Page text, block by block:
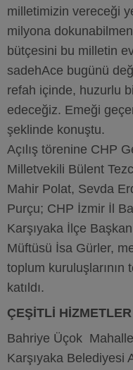
milletimizin vereceği
milyona
bütçesini bu milletin
sadehAce bugünü
refah içinde, huzurlu
edeceğiz. Emeği
şeklinde konuştu.
Açılış törenine CHP
Milletvekili Bülent
Mahir Polat, Sevda
Purçu; CHP İzmir İl
Karşıyaka İlçe
Müftüsü İsa Gürler,
toplum
katıldı.
ÇEŞİTLİ
Bahriye Üçok
Karşıyaka Belediyesi